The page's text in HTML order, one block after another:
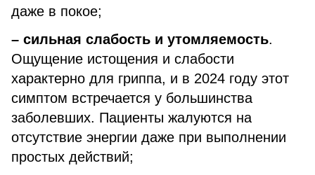
даже в покое;
– сильная слабость и утомляемость.
Ощущение истощения и слабости
характерно для гриппа, и в 2024 году этот
симптом встречается у большинства
заболевших. Пациенты жалуются на
отсутствие энергии даже при выполнении
простых действий;